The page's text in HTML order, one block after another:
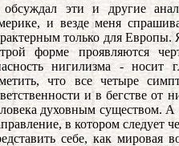
эти и другие
и везде меня
только для Европы.
форме проявляются
нигилизма - носит
что все четыре
и в бегстве от
духовным существом.
в котором следует
себе, как мировая